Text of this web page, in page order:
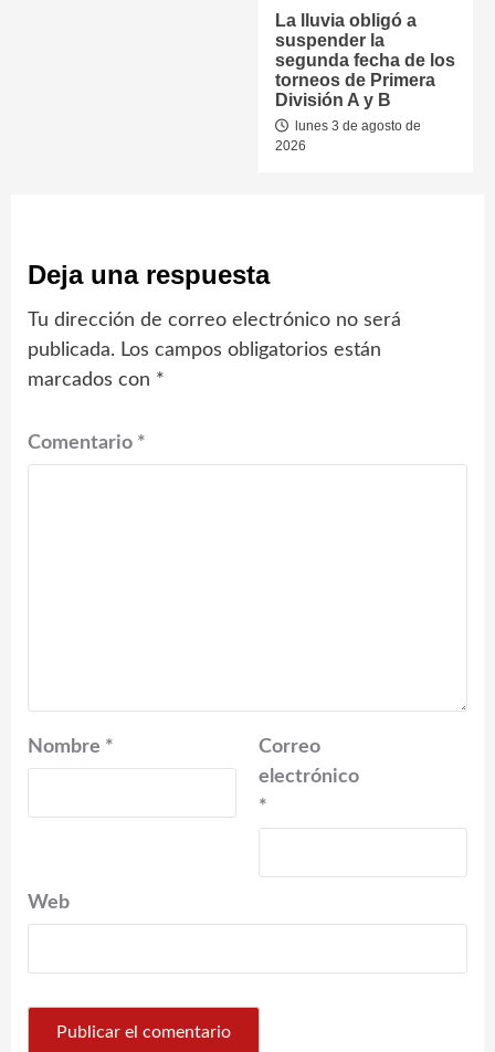
La lluvia obligó a
suspender la
segunda fecha de los
torneos de Primera
División A y B
lunes 3 de agosto de
2026
Deja una respuesta
Tu dirección de correo electrónico no será
publicada. Los campos obligatorios están
marcados con *
Comentario *
Nombre *
Correo
electrónico
*
Web